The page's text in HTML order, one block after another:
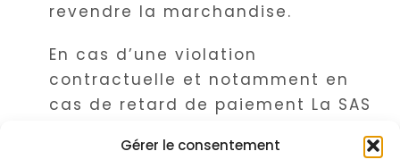
Gérer le consentement
revendre la marchandise.
En cas d’une violation
contractuelle et notamment en
cas de retard de paiement La SAS
la marchandise et le client est